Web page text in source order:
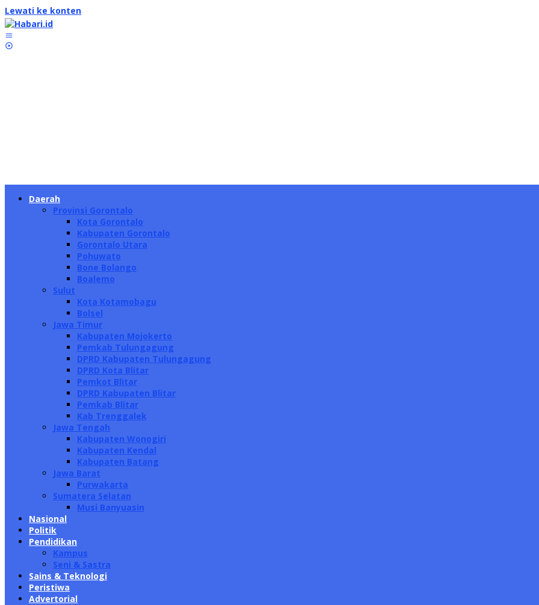
Lewati ke konten
Daerah
Provinsi Gorontalo
Kota Gorontalo
Kabupaten Gorontalo
Gorontalo Utara
Pohuwato
Bone Bolango
Boalemo
Sulut
Kota Kotamobagu
Bolsel
Jawa Timur
Kabupaten Mojokerto
Pemkab Tulungagung
DPRD Kabupaten Tulungagung
DPRD Kota Blitar
Pemkot Blitar
DPRD Kabupaten Blitar
Pemkab Blitar
Kab Trenggalek
Jawa Tengah
Kabupaten Wonogiri
Kabupaten Kendal
Kabupaten Batang
Jawa Barat
Purwakarta
Sumatera Selatan
Musi Banyuasin
Nasional
Politik
Pendidikan
Kampus
Seni & Sastra
Sains & Teknologi
Peristiwa
Advertorial